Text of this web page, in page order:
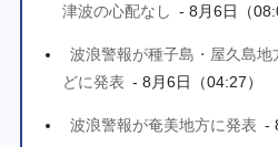
津波の心配なし - 8月6日（
波浪警報が種子島・屋久島
どに発表 - 8月6日（04:27）
波浪警報が奄美地方に発表 -